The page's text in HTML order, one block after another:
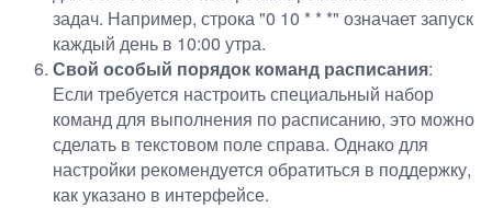
задач. Например, строка "0 10 * * *" означает запуск
каждый день в 10:00 утра.
Свой особый порядок команд расписания:
Если требуется настроить специальный набор
команд для выполнения по расписанию, это можно
сделать в текстовом поле справа. Однако для
настройки рекомендуется обратиться в поддержку,
как указано в интерфейсе.